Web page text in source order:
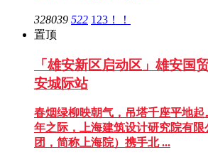
328039 522 123！！
置顶
「雄安新区启动区」雄安国
安城际站
春烟绿柳映朝气，吊塔千座平地起
年之际，上海建筑设计研究院有
团，简称上海院）携手北 ...